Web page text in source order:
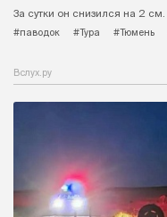
За сутки он снизился на 2 см.
#паводок
#Тура #Тюмень
Вслух.ру